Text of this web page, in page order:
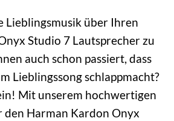
Lieblingsmusik über Ihren
Studio 7 Lautsprecher zu
auch schon passiert, dass
Lieblingssong schlappmacht?
Mit unserem hochwertigen
den Harman Kardon Onyx